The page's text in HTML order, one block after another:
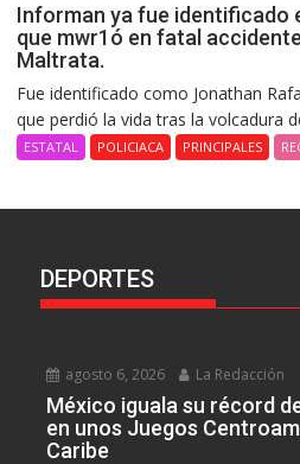
Informan ya fue identificado
que mwr1ó en fatal
Maltrata.
Fue identificado como Jonathan
que perdió la vida tras la volcadura
ESTATAL POLICIACA PRINCIPALES
DEPORTES
agosto 6, 2026 La Redacción
México iguala su récord
en unos Juegos
Caribe